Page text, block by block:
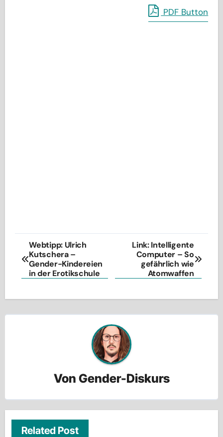
PDF Button
Beitragsnavigation
Webtipp: Ulrich
Kutschera –
Gender-Kindereien
in der Erotikschule
Link: Intelligente
Computer – So
gefährlich wie
Atomwaffen
Von Gender-Diskurs
Related Post